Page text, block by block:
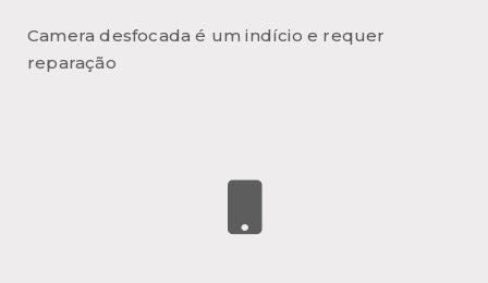
Camera desfocada é um indício e requer
reparação